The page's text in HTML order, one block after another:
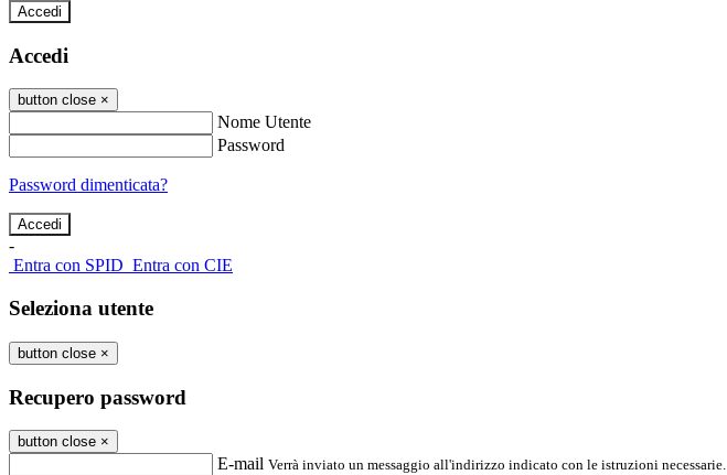
Accedi
Accedi
button close ×
Nome Utente
Password
Password dimenticata?
-
Entra con SPID Entra con CIE
Seleziona utente
button close ×
Recupero password
button close ×
E-mail Verrà inviato un messaggio all'indirizzo indicato con le istruzioni necessarie.